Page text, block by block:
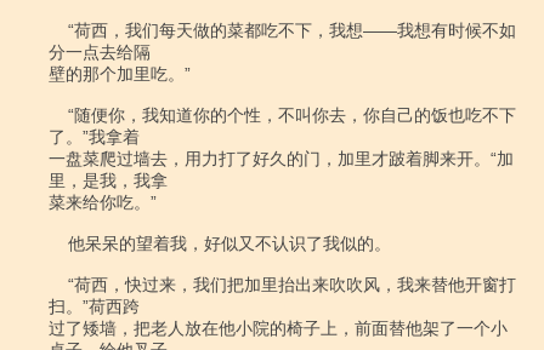
分一点去给隔
壁的那个加里吃。”
了。”我拿着
一盘菜爬过墙去，用力打了好久的门，加里才跛着脚来开。“加
里，是我，我拿
菜来给你吃。”
扫。”荷西跨
过了矮墙，把老人放在他小院的椅子上，前面替他架了一个小